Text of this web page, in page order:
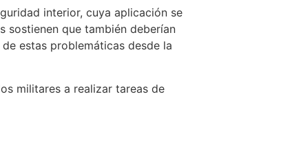
interior, cuya aplicación se
sostienen que también deberían
estas problemáticas desde la
militares a realizar tareas de